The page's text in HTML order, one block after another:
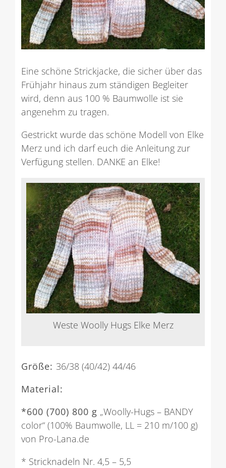
Eine schöne Strickjacke, die sicher über das
Frühjahr hinaus zum ständigen Begleiter
wird, denn aus 100 % Baumwolle ist sie
angenehm zu tragen.
Gestrickt wurde das schöne Modell von Elke
Merz und ich darf euch die Anleitung zur
Verfügung stellen. DANKE an Elke!
Weste Woolly Hugs Elke Merz
Größe: 36/38 (40/42) 44/46
Material:
*600 (700) 800 g „Woolly-Hugs – BANDY
color“ (100% Baumwolle, LL = 210 m/100 g)
von Pro-Lana.de
* Stricknadeln Nr. 4,5 – 5,5